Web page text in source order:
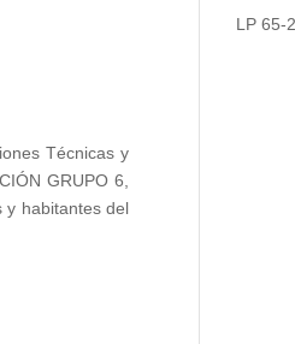
Técnicas y
GRUPO 6,
y habitantes del
LP 65-